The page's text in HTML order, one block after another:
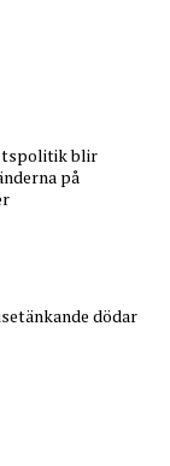
blir
på
dödar